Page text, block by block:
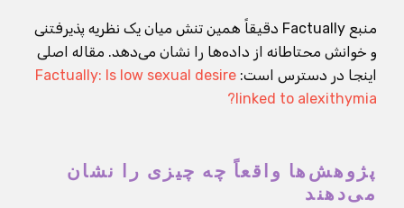
منبع Factually دقیقاً همین تنش میان یک نظریه پذیرفتنی
و خوانش محتاطانه از داده‌ها را نشان می‌دهد. مقاله اصلی
اینجا در دسترس است: Factually: Is low sexual desire
linked to alexithymia?
پژوهش‌ها واقعاً چه چیزی را نشان
می‌دهند